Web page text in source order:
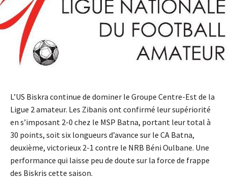
L’US Biskra continue de dominer le Groupe Centre-Est de la
Ligue 2 amateur. Les Zibanis ont confirmé leur supériorité
en s’imposant 2-0 chez le MSP Batna, portant leur total à
30 points, soit six longueurs d’avance sur le CA Batna,
deuxième, victorieux 2-1 contre le NRB Béni Oulbane. Une
performance qui laisse peu de doute sur la force de frappe
des Biskris cette saison.